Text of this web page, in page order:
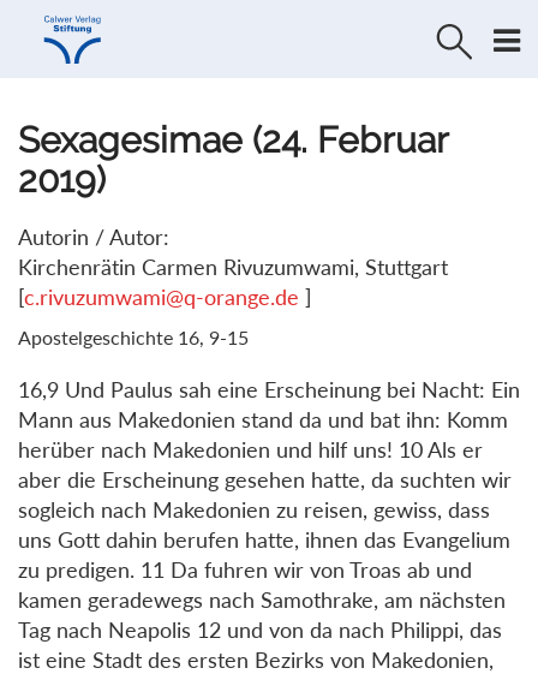
Direkt
Direkt
Sexagesimae (24. Februar
2019)
Autorin / Autor:
Kirchenrätin Carmen Rivuzumwami, Stuttgart
[c.rivuzumwami@q-orange.de ]
Apostelgeschichte 16, 9-15
16,9 Und Paulus sah eine Erscheinung bei Nacht: Ein
Mann aus Makedonien stand da und bat ihn: Komm
herüber nach Makedonien und hilf uns! 10 Als er
aber die Erscheinung gesehen hatte, da suchten wir
sogleich nach Makedonien zu reisen, gewiss, dass
uns Gott dahin berufen hatte, ihnen das Evangelium
zu predigen. 11 Da fuhren wir von Troas ab und
kamen geradewegs nach Samothrake, am nächsten
Tag nach Neapolis 12 und von da nach Philippi, das
ist eine Stadt des ersten Bezirks von Makedonien,